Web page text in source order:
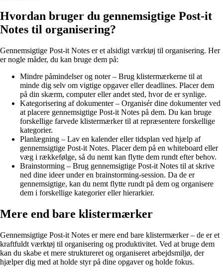
Hvordan bruger du gennemsigtige Post-it
Notes til organisering?
Gennemsigtige Post-it Notes er et alsidigt værktøj til organisering. Her
er nogle måder, du kan bruge dem på:
Mindre påmindelser og noter – Brug klistermærkerne til at
minde dig selv om vigtige opgaver eller deadlines. Placer dem
på din skærm, computer eller andet sted, hvor de er synlige.
Kategorisering af dokumenter – Organisér dine dokumenter ved
at placere gennemsigtige Post-it Notes på dem. Du kan bruge
forskellige farvede klistermærker til at repræsentere forskellige
kategorier.
Planlægning – Lav en kalender eller tidsplan ved hjælp af
gennemsigtige Post-it Notes. Placer dem på en whiteboard eller
væg i rækkefølge, så du nemt kan flytte dem rundt efter behov.
Brainstorming – Brug gennemsigtige Post-it Notes til at skrive
ned dine ideer under en brainstorming-session. Da de er
gennemsigtige, kan du nemt flytte rundt på dem og organisere
dem i forskellige kategorier eller hierarkier.
Mere end bare klistermærker
Gennemsigtige Post-it Notes er mere end bare klistermærker – de er et
kraftfuldt værktøj til organisering og produktivitet. Ved at bruge dem
kan du skabe et mere struktureret og organiseret arbejdsmiljø, der
hjælper dig med at holde styr på dine opgaver og holde fokus.